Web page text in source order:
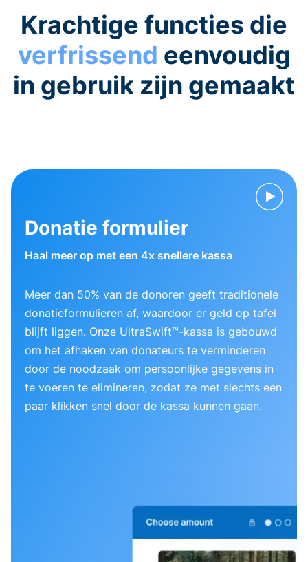
Krachtige functies die
verfrissend eenvoudig
in gebruik zijn gemaakt
Donatie formulier
Haal meer op met een 4x snellere kassa
Meer dan 50% van de donoren geeft traditionele
donatieformulieren af, waardoor er geld op tafel
blijft liggen. Onze UltraSwift™-kassa is gebouwd
om het afhaken van donateurs te verminderen
door de noodzaak om persoonlijke gegevens in
te voeren te elimineren, zodat ze met slechts een
paar klikken snel door de kassa kunnen gaan.